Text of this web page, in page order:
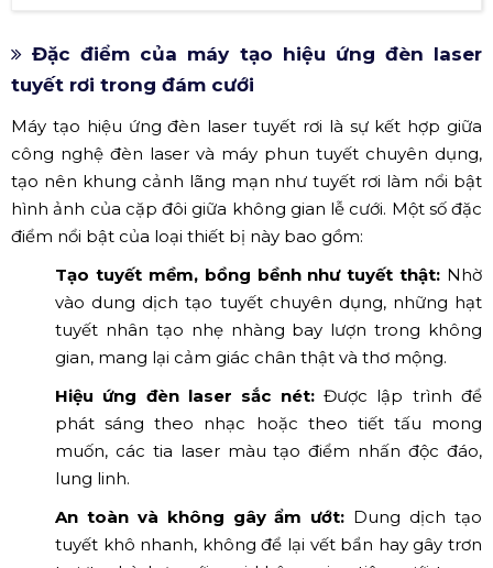
Đặc điểm của máy tạo hiệu ứng đèn laser
tuyết rơi trong đám cưới
Máy tạo hiệu ứng đèn laser tuyết rơi là sự kết hợp giữa
công nghệ đèn laser và máy phun tuyết chuyên dụng,
tạo nên khung cảnh lãng mạn như tuyết rơi làm nổi bật
hình ảnh của cặp đôi giữa không gian lễ cưới. Một số đặc
điểm nổi bật của loại thiết bị này bao gồm:
Tạo tuyết mềm, bồng bềnh như tuyết thật: Nhờ
vào dung dịch tạo tuyết chuyên dụng, những hạt
tuyết nhân tạo nhẹ nhàng bay lượn trong không
gian, mang lại cảm giác chân thật và thơ mộng.
Hiệu ứng đèn laser sắc nét:Được lập trình để
phát sáng theo nhạc hoặc theo tiết tấu mong
muốn, các tia laser màu tạo điểm nhấn độc đáo,
lung linh.
An toàn và không gây ẩm ướt: Dung dịch tạo
tuyết khô nhanh, không để lại vết bẩn hay gây trơn